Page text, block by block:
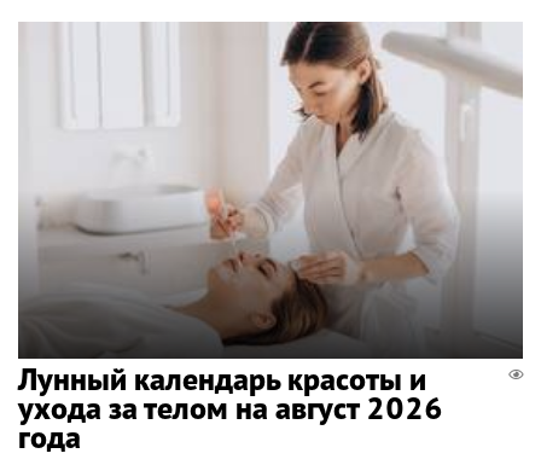
Лунный календарь красоты и
ухода за телом на август 2026
года